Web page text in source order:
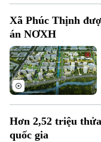
Theo dõi Hà Nội On
Xã Phúc Thịnh
án NƠXH
Hơn 2,52 triệu
quốc gia